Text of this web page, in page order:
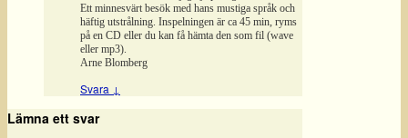
Ett minnesvärt besök med hans mustiga språk och
häftig utstrålning. Inspelningen är ca 45 min, ryms
på en CD eller du kan få hämta den som fil (wave
eller mp3).
Arne Blomberg
Svara ↓
Lämna ett svar